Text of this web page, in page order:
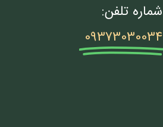
شماره تلفن:
09373030034